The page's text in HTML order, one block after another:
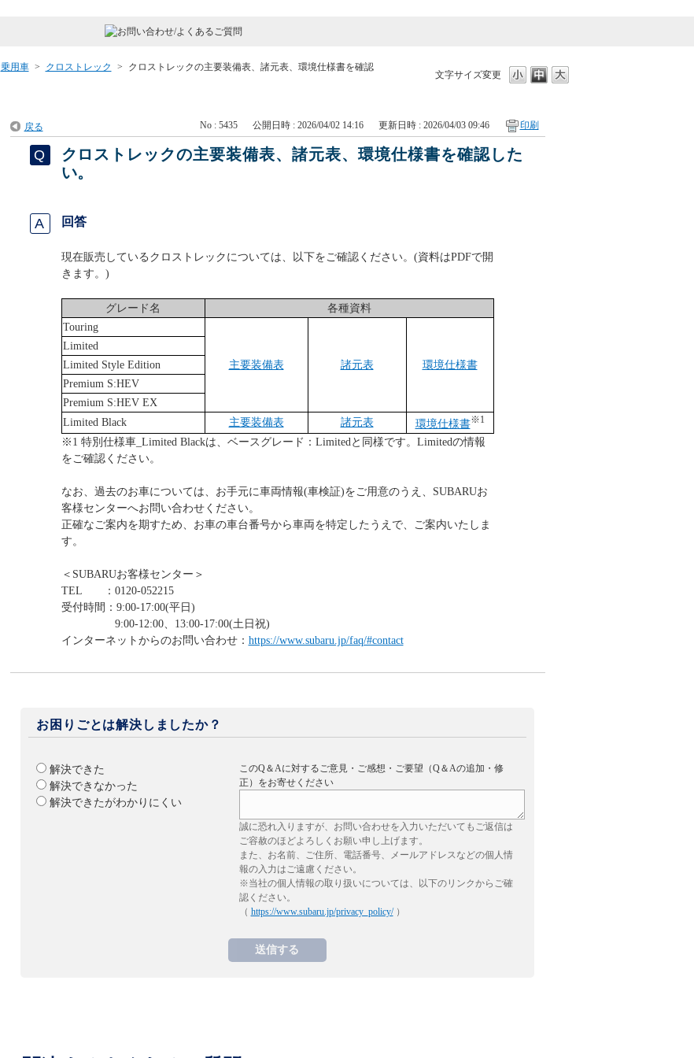
文字サイズ変更
乗用車 > クロストレック >
クロストレックの主要装備表、諸元表、環境仕様書を確認
戻る No : 5435 公開日時 : 2026/04/02 14:16 更新日時 : 2026/04/03 09:46 印刷
クロストレックの主要装備表、諸元表、環境仕様書を確認した
い。
回答
現在販売しているクロストレックについては、以下をご確認ください。(資料はPDFで開
きます。)
グレード名
各種資料
Touring
主要装備表 諸元表 環境仕様書
Limited
Limited Style Edition
Premium S:HEV
Premium S:HEV EX
Limited Black
主要装備表 諸元表 環境仕様書※1
※1 特別仕様車_Limited Blackは、ベースグレード：Limitedと同様です。Limitedの情報
をご確認ください。
なお、過去のお車については、お手元に車両情報(車検証)をご用意のうえ、SUBARUお
客様センターへお問い合わせください。
正確なご案内を期すため、お車の車台番号から車両を特定したうえで、ご案内いたしま
す。
＜SUBARUお客様センター＞
TEL ：0120-052215
受付時間：9:00-17:00(平日)
9:00-12:00、13:00-17:00(土日祝)
インターネットからのお問い合わせ： https://www.subaru.jp/faq/#contact
お困りごとは解決しましたか？
解決できた
解決できなかった
解決できたがわかりにくい
このQ＆Aに対するご意見・ご感想・ご要望（Q＆Aの追加・修
正）をお寄せください
誠に恐れ入りますが、お問い合わせを入力いただいてもご返信は
ご容赦のほどよろしくお願い申し上げます。
また、お名前、ご住所、電話番号、メールアドレスなどの個人情
報の入力はご遠慮ください。
※当社の個人情報の取り扱いについては、以下のリンクからご確
認ください。
（ https://www.subaru.jp/privacy_policy/）